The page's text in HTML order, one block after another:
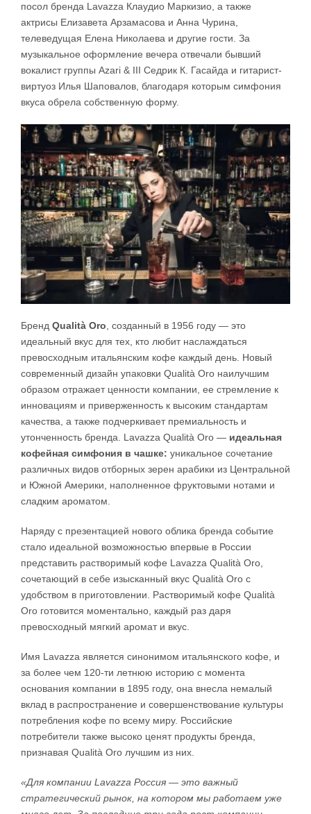
посол бренда Lavazza Клаудио Маркизио, а также
актрисы Елизавета Арзамасова и Анна Чурина,
телеведущая Елена Николаева и другие гости. За
музыкальное оформление вечера отвечали бывший
вокалист группы Azari & III Седрик К. Гасайда и гитарист-
виртуоз Илья Шаповалов, благодаря которым симфония
вкуса обрела собственную форму.
Бренд Qualità Oro , созданный в 1956 году — это
идеальный вкус для тех, кто любит наслаждаться
превосходным итальянским кофе каждый день. Новый
современный дизайн упаковки Qualità Oro наилучшим
образом отражает ценности компании, ее стремление к
инновациям и приверженность к высоким стандартам
качества, а также подчеркивает премиальность и
утонченность бренда. Lavazza Qualità Oro — идеальная
кофейная симфония в чашке: уникальное сочетание
различных видов отборных зерен арабики из Центральной
и Южной Америки, наполненное фруктовыми нотами и
сладким ароматом.
Наряду с презентацией нового облика бренда событие
стало идеальной возможностью впервые в России
представить растворимый кофе Lavazza Qualità Oro,
сочетающий в себе изысканный вкус Qualità Oro с
удобством в приготовлении. Растворимый кофе Qualità
Oro готовится моментально, каждый раз даря
превосходный мягкий аромат и вкус.
Имя Lavazza является синонимом итальянского кофе, и
за более чем 120-ти летнюю историю с момента
основания компании в 1895 году, она внесла немалый
вклад в распространение и совершенствование культуры
потребления кофе по всему миру. Российские
потребители также высоко ценят продукты бренда,
признавая Qualità Oro лучшим из них.
«Для компании Lavazza Россия — это важный
стратегический рынок, на котором мы работаем уже